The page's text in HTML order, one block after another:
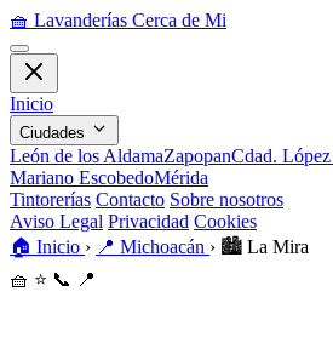
🧺 Lavanderías Cerca de Mi
Inicio
Ciudades
León de los AldamaZapopanCdad.
Mariano EscobedoMérida
Tintorerías Contacto Sobre nosotros
Aviso Legal Privacidad Cookies
🏠 Inicio › 📍 Michoacán › 🏙️ La Mira
🧺 ⭐ 📞 📍